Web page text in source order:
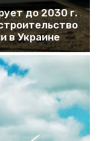
до 2030 г.
в Украине